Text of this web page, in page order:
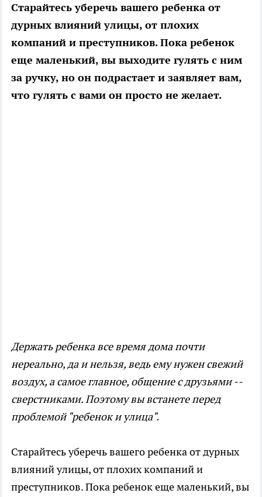
Старайтесь уберечь вашего ребенка от
дурных влияний улицы, от плохих
компаний и преступников. Пока ребенок
еще маленький, вы выходите гулять с ним
за ручку, но он подрастает и заявляет вам,
что гулять с вами он просто не желает.
Держать ребенка все время дома почти
нереально, да и нельзя, ведь ему нужен свежий
воздух, а самое главное, общение с друзьями --
сверстниками. Поэтому вы встанете перед
проблемой "ребенок и улица".
Старайтесь уберечь вашего ребенка от дурных
влияний улицы, от плохих компаний и
преступников. Пока ребенок еще маленький, вы